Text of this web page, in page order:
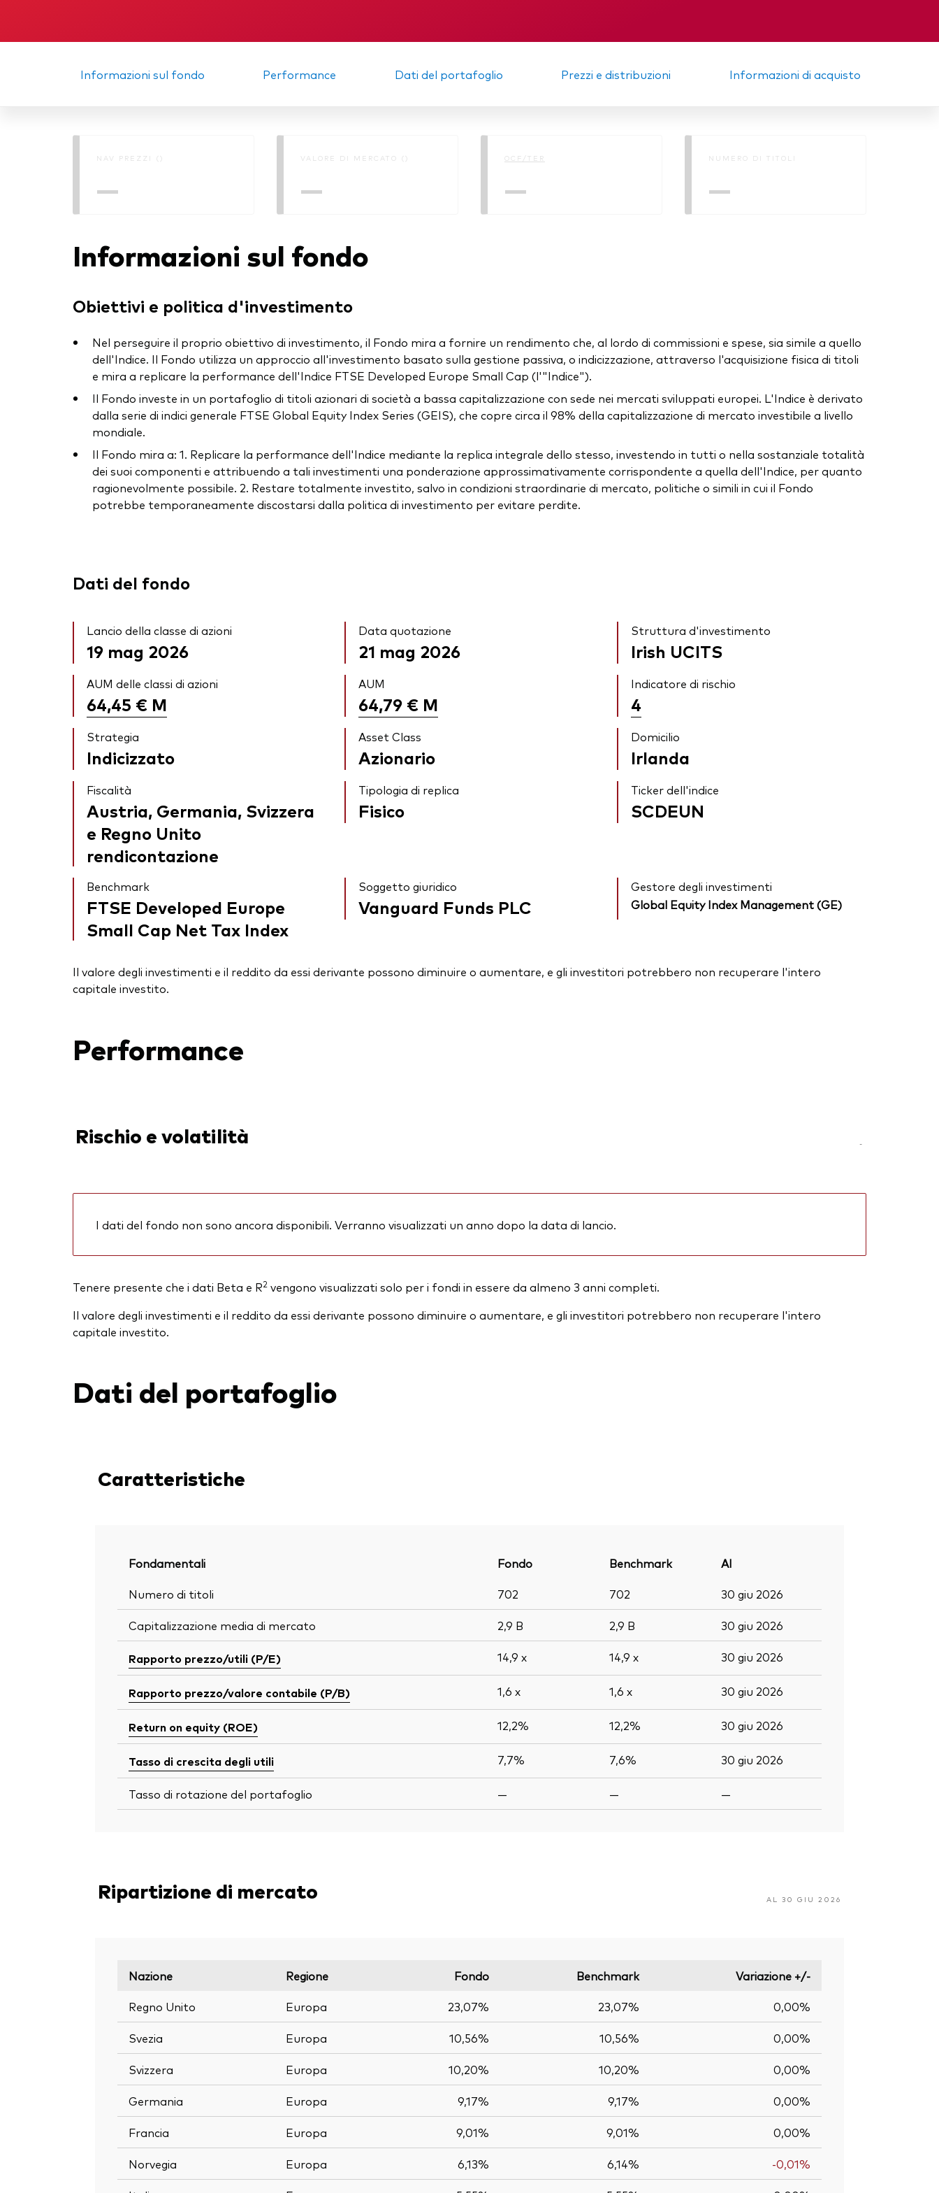
Mercato monetario
Informazioni sul fondo Performance Dati del portafoglio Prezzi e distribuzioni Informazioni di acquisto
NAV PREZZI ()
—
VALORE DI MERCATO ()
—
OCF/TER
—
NUMERO DI TITOLI
—
Informazioni sul fondo
Obiettivi e politica d'investimento
Nel perseguire il proprio obiettivo di investimento, il Fondo mira a fornire un rendimento che, al lordo di commissioni e spese, sia simile a quello
dell'Indice. Il Fondo utilizza un approccio all'investimento basato sulla gestione passiva, o indicizzazione, attraverso l'acquisizione fisica di titoli
e mira a replicare la performance dell'Indice FTSE Developed Europe Small Cap (l'"Indice").
Il Fondo investe in un portafoglio di titoli azionari di società a bassa capitalizzazione con sede nei mercati sviluppati europei. L'Indice è derivato
dalla serie di indici generale FTSE Global Equity Index Series (GEIS), che copre circa il 98% della capitalizzazione di mercato investibile a livello
mondiale.
Il Fondo mira a: 1. Replicare la performance dell'Indice mediante la replica integrale dello stesso, investendo in tutti o nella sostanziale totalità
dei suoi componenti e attribuendo a tali investimenti una ponderazione approssimativamente corrispondente a quella dell'Indice, per quanto
ragionevolmente possibile. 2. Restare totalmente investito, salvo in condizioni straordinarie di mercato, politiche o simili in cui il Fondo
potrebbe temporaneamente discostarsi dalla politica di investimento per evitare perdite.
Dati del fondo
Lancio della classe di azioni
19 mag 2026
Data quotazione
21 mag 2026
Struttura d'investimento
Irish UCITS
AUM delle classi di azioni
64,45 € M
AUM
64,79 € M
Indicatore di rischio
4
Strategia
Indicizzato
Asset Class
Azionario
Domicilio
Irlanda
Fiscalità
Austria, Germania, Svizzera
e Regno Unito
rendicontazione
Tipologia di replica
Fisico
Ticker dell'indice
SCDEUN
Benchmark
FTSE Developed Europe
Small Cap Net Tax Index
Soggetto giuridico
Vanguard Funds PLC
Gestore degli investimenti
Global Equity Index Management (GE)
Il valore degli investimenti e il reddito da essi derivante possono diminuire o aumentare, e gli investitori potrebbero non recuperare l'intero
capitale investito.
Performance
Rischio e volatilità -
I dati del fondo non sono ancora disponibili. Verranno visualizzati un anno dopo la data di lancio.
Tenere presente che i dati Beta e R2 vengono visualizzati solo per i fondi in essere da almeno 3 anni completi.
Il valore degli investimenti e il reddito da essi derivante possono diminuire o aumentare, e gli investitori potrebbero non recuperare l'intero
capitale investito.
Dati del portafoglio
Caratteristiche
Fondamentali Fondo Benchmark
Al
Numero di titoli
702 702 30 giu 2026
Capitalizzazione media di mercato 2,9 B 2,9 B 30 giu 2026
Rapporto prezzo/utili (P/E) 14,9 x 14,9 x 30 giu 2026
Rapporto prezzo/valore contabile (P/B) 1,6 x 1,6 x 30 giu 2026
Return on equity (ROE) 12,2% 12,2% 30 giu 2026
Tasso di crescita degli utili 7,7% 7,6% 30 giu 2026
Tasso di rotazione del portafoglio — — —
Ripartizione di mercato AL 30 GIU 2026
Nazione Regione Fondo Benchmark
Variazione +/-
Regno Unito
Europa 23,07% 23,07% 0,00%
Svezia Europa 10,56% 10,56% 0,00%
Svizzera Europa 10,20% 10,20% 0,00%
Germania Europa 9,17% 9,17% 0,00%
Francia Europa 9,01% 9,01% 0,00%
Norvegia Europa 6,13% 6,14% -0,01%